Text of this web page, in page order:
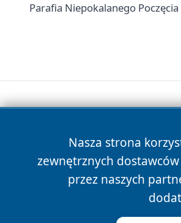
Parafia Niepokalanego
Nasza strona
zewnętrznych
przez naszych